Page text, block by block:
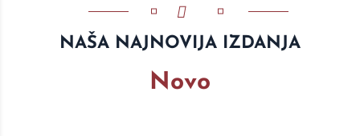
NAŠA NAJNOVIJA IZDANJA
Novo